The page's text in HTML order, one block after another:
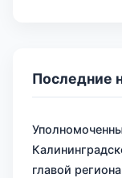
Последние
главой